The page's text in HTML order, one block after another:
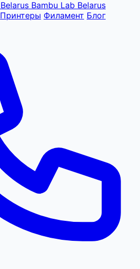
Bambu Lab Belarus
Принтеры Филамент Блог